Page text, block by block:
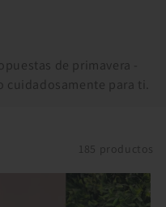
de primavera -
para ti.
185 productos